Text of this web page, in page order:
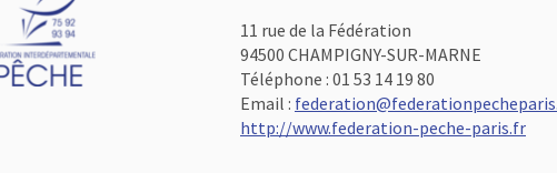
11 rue de la Fédération
94500 CHAMPIGNY-SUR-MARNE
Téléphone : 01 53 14 19 80
Email :
http://www.federation-peche-paris.fr